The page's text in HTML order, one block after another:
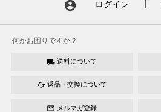
account_circle ログイン
何かお困りですか？
local_shipping 送料について
cached 返品・交換について
mail_outline メルマガ登録